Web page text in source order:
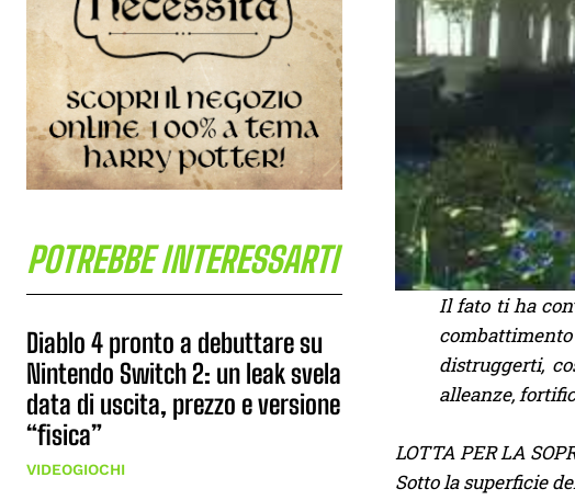
POTREBBE INTERESSARTI
Diablo 4 pronto a debuttare su
Nintendo Switch 2: un leak svela
data di uscita, prezzo e versione
“fisica”
VIDEOGIOCHI
Il fato ti ha
distruggerti,
alleanze,
LOTTA PER LA
Sotto la superficie